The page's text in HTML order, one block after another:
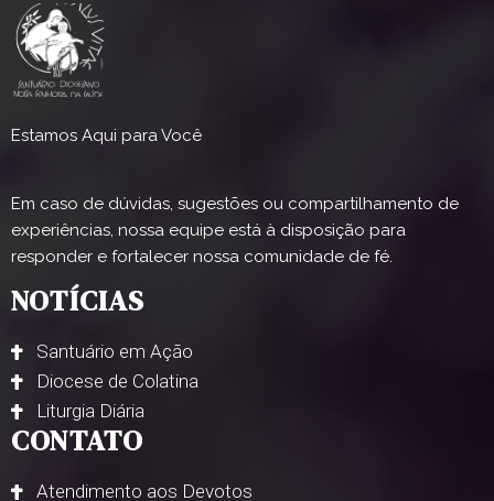
Estamos Aqui para Você
Em caso de dúvidas, sugestões ou compartilhamento de
experiências, nossa equipe está à disposição para
responder e fortalecer nossa comunidade de fé.
NOTÍCIAS
Santuário em Ação
Diocese de Colatina
Liturgia Diária
CONTATO
Atendimento aos Devotos